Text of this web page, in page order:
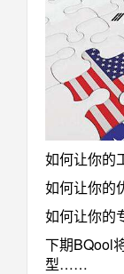
如何让你的
如何让你的
如何让你的
下期BQool
型……